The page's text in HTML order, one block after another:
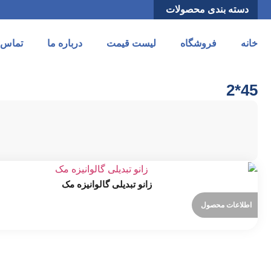
دسته بندی محصولات
خانه فروشگاه لیست قیمت درباره ما تماس
45*2
زانو تبدیلی گالوانیزه مک
اطلاعات محصول